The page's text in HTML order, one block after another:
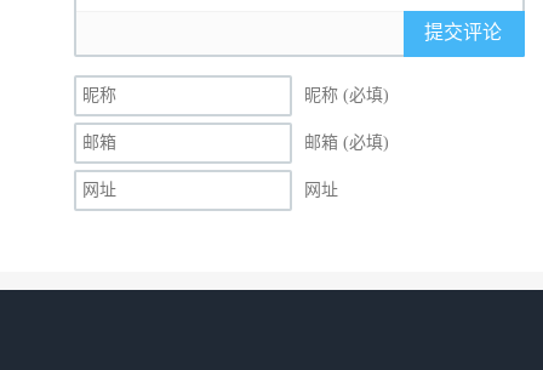
提交评论
昵称 (必填)
邮箱 (必填)
网址